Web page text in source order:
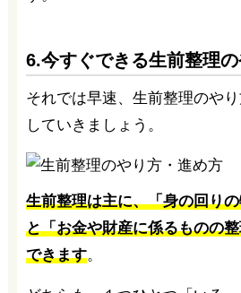
6.今すぐできる生前整理
それでは早速、生前整理のや
していきましょう。
生前整理は主に、「身の回り
と「お金や財産に係るものの
できます。